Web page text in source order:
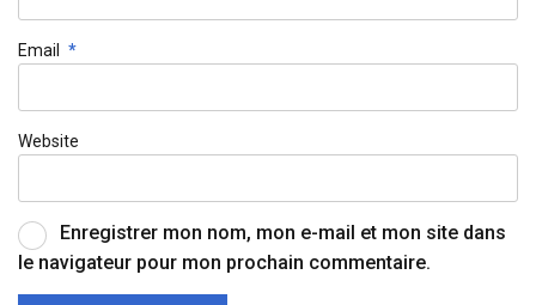
Email *
Website
Enregistrer mon nom, mon e-mail et mon site dans
le navigateur pour mon prochain commentaire.